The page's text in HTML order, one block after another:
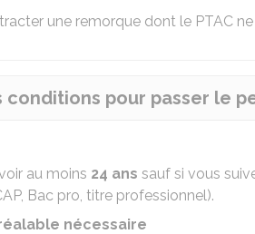
une remorque dont le PTAC
conditions pour passer le
au moins 24 ans sauf si vous
Bac pro, titre professionnel).
nécessaire